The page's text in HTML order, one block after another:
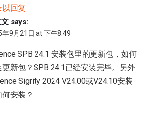
以回复
文 says:
年9月21日 at 下午8:49
SPB 24.1 安装包里的更新包，如何
更新包？SPB 24.1已经安装完毕。另外
Sigrity 2024 V24.00或V24.10安装
何安装？